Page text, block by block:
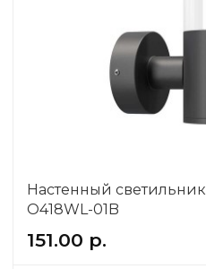
Настенный
O418WL-01B
151.00 р.